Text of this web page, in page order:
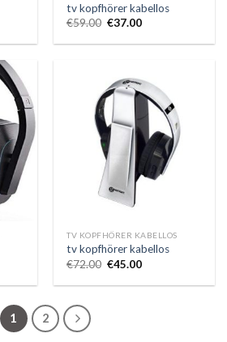
tv kopfhörer kabellos
€59.00 €37.00
TV KOPFHÖRER KABELLOS
tv kopfhörer kabellos
€72.00 €45.00
1 2